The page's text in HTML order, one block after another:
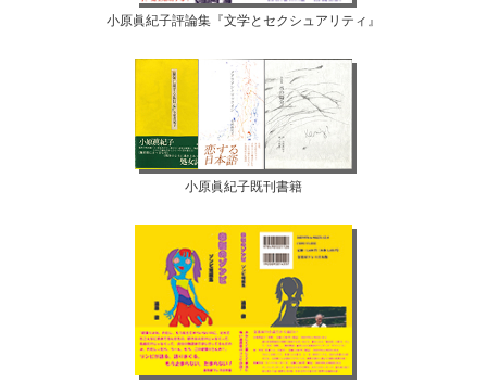
小原眞紀子評論集『文学とセクシュアリティ』
小原眞紀子既刊書籍